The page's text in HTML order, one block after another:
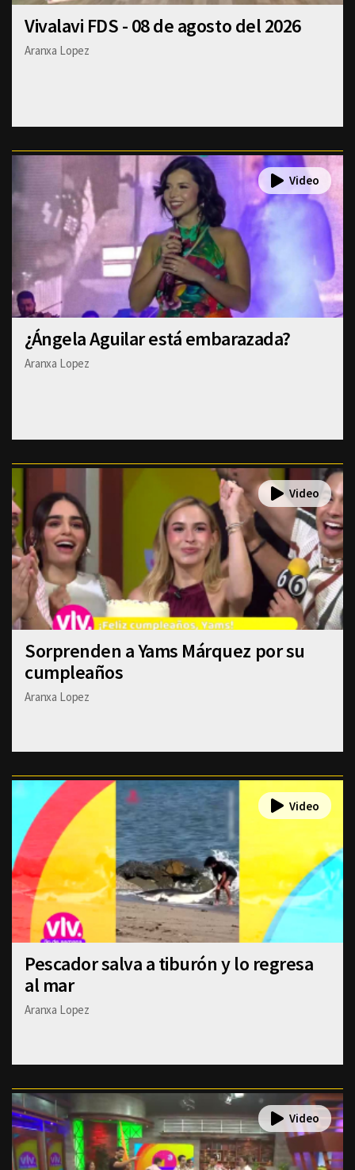
Vivalavi FDS - 08 de agosto del 2026
Aranxa Lopez
¿Ángela Aguilar está embarazada?
Aranxa Lopez
Sorprenden a Yams Márquez por su
cumpleaños
Aranxa Lopez
Pescador salva a tiburón y lo regresa
al mar
Aranxa Lopez